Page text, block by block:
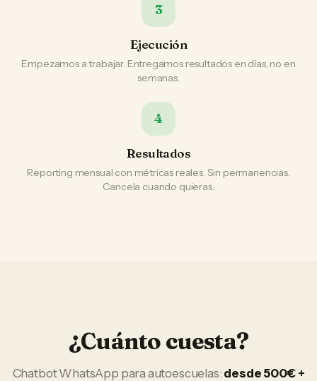
3
Ejecución
Empezamos a trabajar. Entregamos resultados en días, no en
semanas.
4
Resultados
Reporting mensual con métricas reales. Sin permanencias.
Cancela cuando quieras.
¿Cuánto cuesta?
Chatbot WhatsApp paraautoescuelas: desde 500€ +